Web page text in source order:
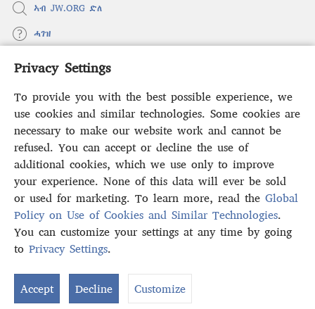
Privacy Settings
To provide you with the best possible experience, we
use cookies and similar technologies. Some cookies are
necessary to make our website work and cannot be
refused. You can accept or decline the use of
additional cookies, which we use only to improve
your experience. None of this data will ever be sold
or used for marketing. To learn more, read the Global
Policy on Use of Cookies and Similar Technologies
You can customize your settings at any time by going
to Privacy Settings
Accept Decline Customize
ኣብ JW.ORG ድለ
ሓገዝ
ወፈያ
(opens
window)
ቤተ መጻሕፍቲ ኢንተርነት ግምቢ ዘብዐኛ
(opens
new
window)JW Hub ®
(opens
new
JW Library
Copyright © 2026 Watch Tower Bible and Tract Society of Pennsylvania.
ውዕል ኣጠቓቕማ |